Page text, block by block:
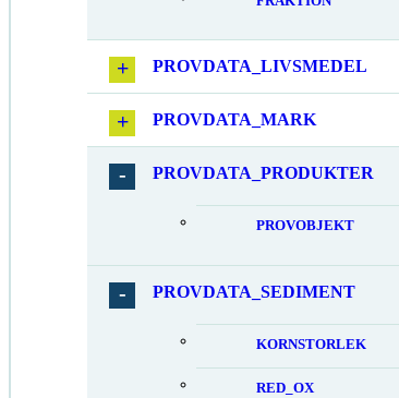
PROVDATA_LIVSMEDEL
PROVDATA_MARK
PROVDATA_PRODUKTER
PROVOBJEKT
PROVDATA_SEDIMENT
KORNSTORLEK
RED_OX